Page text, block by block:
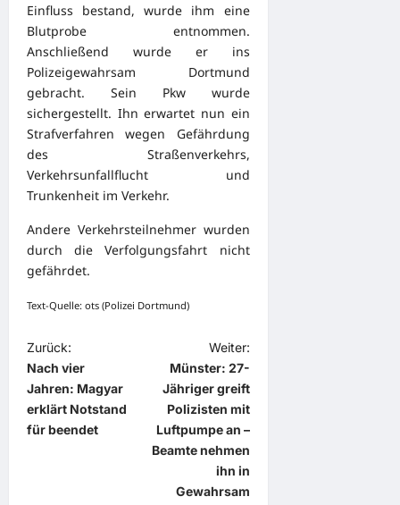
Einfluss bestand, wurde ihm eine
Blutprobe entnommen.
Anschließend wurde er ins
Polizeigewahrsam Dortmund
gebracht. Sein Pkw wurde
sichergestellt. Ihn erwartet nun ein
Strafverfahren wegen Gefährdung
des Straßenverkehrs,
Verkehrsunfallflucht und
Trunkenheit im Verkehr.
Andere Verkehrsteilnehmer wurden
durch die Verfolgungsfahrt nicht
gefährdet.
Text-Quelle: ots (Polizei Dortmund)
B
e
i
t
Zurück:
Nach vier
Jahren: Magyar
erklärt Notstand
für beendet
Weiter:
Münster: 27-
Jähriger greift
Polizisten mit
Luftpumpe an –
Beamte nehmen
ihn in
Gewahrsam